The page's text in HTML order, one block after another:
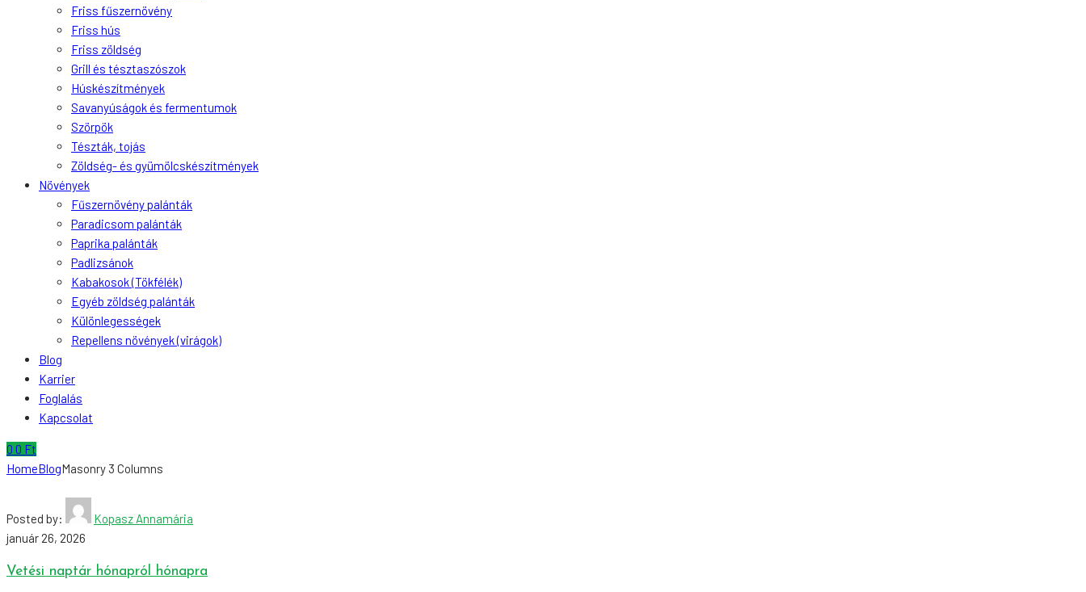
Friss fűszernövény
Friss hús
Friss zöldség
Grill és tésztaszószok
Húskészítmények
Savanyúságok és fermentumok
Szörpök
Tészták, tojás
Zöldség- és gyümölcskészítmények
Növények
Fűszernövény palánták
Paradicsom palánták
Paprika palánták
Padlizsánok
Kabakosok (Tökfélék)
Egyéb zöldség palánták
Különlegességek
Repellens növények (virágok)
Blog
Karrier
Foglalás
Kapcsolat
0 0 Ft
HomeBlogMasonry 3 Columns
Posted by:
Kopasz Annamária
január 26, 2026
Vetési naptár hónapról hónapra